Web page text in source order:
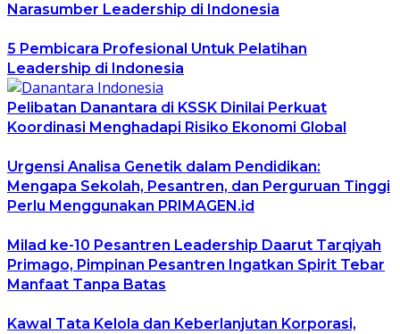
Narasumber Leadership di Indonesia
5 Pembicara Profesional Untuk Pelatihan
Leadership di Indonesia
Pelibatan Danantara di KSSK Dinilai Perkuat
Koordinasi Menghadapi Risiko Ekonomi Global
Urgensi Analisa Genetik dalam Pendidikan:
Mengapa Sekolah, Pesantren, dan Perguruan Tinggi
Perlu Menggunakan PRIMAGEN.id
Milad ke-10 Pesantren Leadership Daarut Tarqiyah
Primago, Pimpinan Pesantren Ingatkan Spirit Tebar
Manfaat Tanpa Batas
Kawal Tata Kelola dan Keberlanjutan Korporasi,